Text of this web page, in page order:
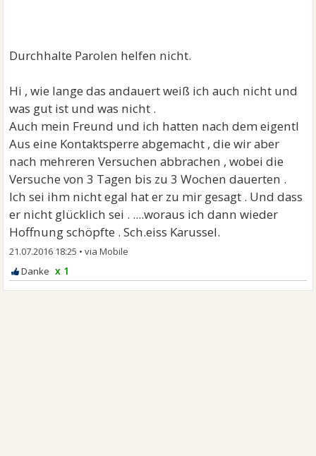
Durchhalte Parolen helfen nicht.
Hi , wie lange das andauert weiß ich auch nicht und
was gut ist und was nicht .
Auch mein Freund und ich hatten nach dem eigentl
Aus eine Kontaktsperre abgemacht , die wir aber
nach mehreren Versuchen abbrachen , wobei die
Versuche von 3 Tagen bis zu 3 Wochen dauerten .
Ich sei ihm nicht egal hat er zu mir gesagt . Und dass
er nicht glücklich sei . ....woraus ich dann wieder
Hoffnung schöpfte . Sch.eiss Karussel.
21.07.2016 18:25 •
x 1